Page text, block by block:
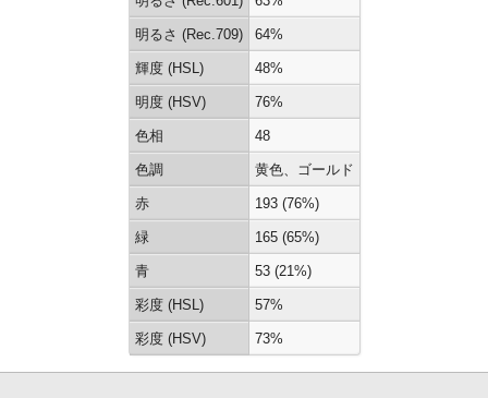
明るさ (Rec.709) 64%
輝度 (HSL) 48%
明度 (HSV) 76%
色相 48
色調 黄色、ゴールド
赤 193 (76%)
緑 165 (65%)
青 53 (21%)
彩度 (HSL) 57%
彩度 (HSV) 73%